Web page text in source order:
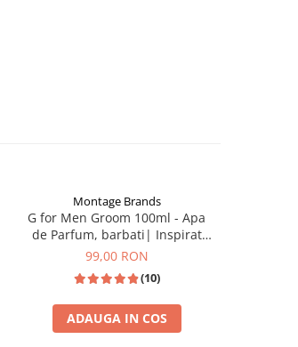
Montage Brands
G for Men Groom 100ml - Apa
de Parfum, barbati| Inspirat
din Jean Paul Gaultier Le Beau
99,00 RON
(10)
ADAUGA IN COS